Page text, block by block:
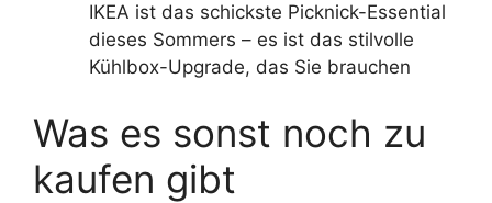
IKEA ist das schickste Picknick-Essential
dieses Sommers – es ist das stilvolle
Kühlbox-Upgrade, das Sie brauchen
Was es sonst noch zu
kaufen gibt